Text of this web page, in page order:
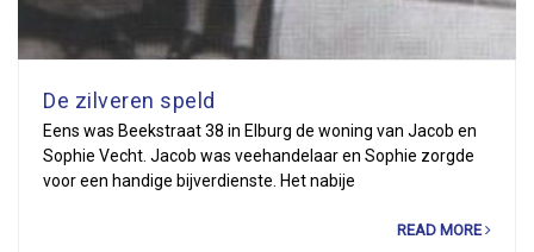
De zilveren speld
Eens was Beekstraat 38 in Elburg de woning van Jacob en
Sophie Vecht. Jacob was veehandelaar en Sophie zorgde
voor een handige bijverdienste. Het nabije
READ MORE